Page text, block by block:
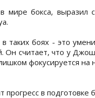
бокса, выразил
таких боях - это
Он считает, что у
фокусируется на
в подготовке